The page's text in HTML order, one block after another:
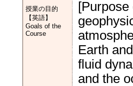
授業の目的
【英語】
Goals of the
Course
Earth
fluid
and the